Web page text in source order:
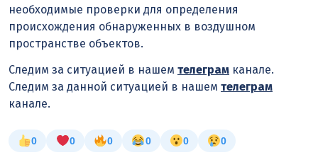
необходимые проверки для определения
происхождения обнаруженных в воздушном
пространстве объектов.
Следим за ситуацией в нашем телеграм канале.
Следим за данной ситуацией в нашем телеграм
канале.
0 0 0 0 0 0